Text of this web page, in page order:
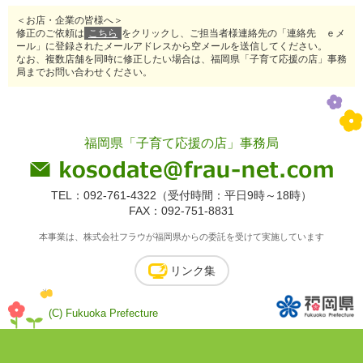
＜お店・企業の皆様へ＞
修正のご依頼は
こちら をクリックし、ご担当者様連絡先の「連絡先 ｅメ
ール」に登録されたメールアドレスから空メールを送信してください。
なお、複数店舗を同時に修正したい場合は、福岡県「子育て応援の店」事務
局までお問い合わせください。
福岡県「子育て応援の店」事務局
TEL：092-761-4322（受付時間：平日9時～18時）
FAX：092-751-8831
本事業は、株式会社フラウが福岡県からの委託を受けて実施しています
リンク集
(C) Fukuoka Prefecture